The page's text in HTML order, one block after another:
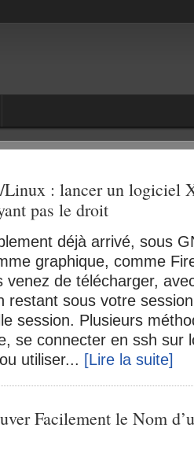
: lancer un logiciel
pas le droit
déjà arrivé, sous
graphique, comme
venez de télécharger,
restant sous votre
session. Plusieurs
se connecter en ssh sur
utiliser... [Lire la suite]
Facilement le Nom